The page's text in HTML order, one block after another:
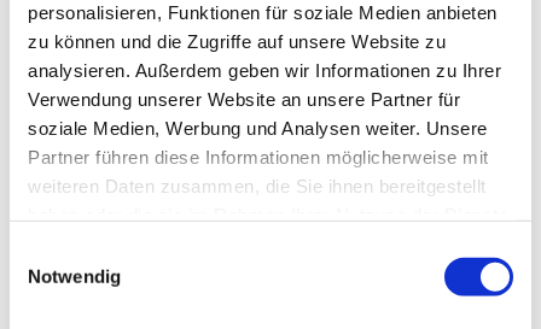
personalisieren, Funktionen für soziale Medien anbieten
zu können und die Zugriffe auf unsere Website zu
analysieren. Außerdem geben wir Informationen zu Ihrer
Verwendung unserer Website an unsere Partner für
soziale Medien, Werbung und Analysen weiter. Unsere
Partner führen diese Informationen möglicherweise mit
weiteren Daten zusammen, die Sie ihnen bereitgestellt
Cookies, wenn Sie unsere Webseite weiterhin nutzen.
Notwendig
Weitere Infos / Links
Tourist-Information Bad Lauterberg
Ritscherstraße 4
37431 Bad Lauterberg
Tel. 05524 853190
info@badlauterberg.de'
www.badlauterberg.de
Harzer Tourismusverband